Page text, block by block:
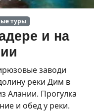
туры
и на
заводи
реки Дим в
Алании. Прогулка
и обед у реки.